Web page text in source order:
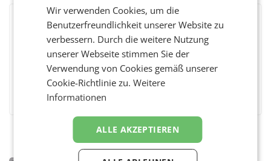
BEWERTEN SIE DIESEN ARTIKEL
FacebookTwitterMessengerWhatsAppLinkedInXING
Wir verwenden Cookies, um die
Benutzerfreundlichkeit unserer Website zu
verbessern. Durch die weitere Nutzung
unserer Webseite stimmen Sie der
Verwendung von Cookies gemäß unserer
Cookie-Richtlinie zu.Weitere
Informationen
ALLE AKZEPTIEREN